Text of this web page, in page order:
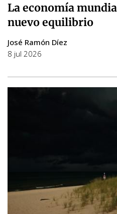
La economía
nuevo equilibrio
José Ramón Díez
8 jul 2026